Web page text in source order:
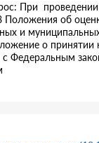
При проведении
Положения об
и
о принятии
с Федеральным